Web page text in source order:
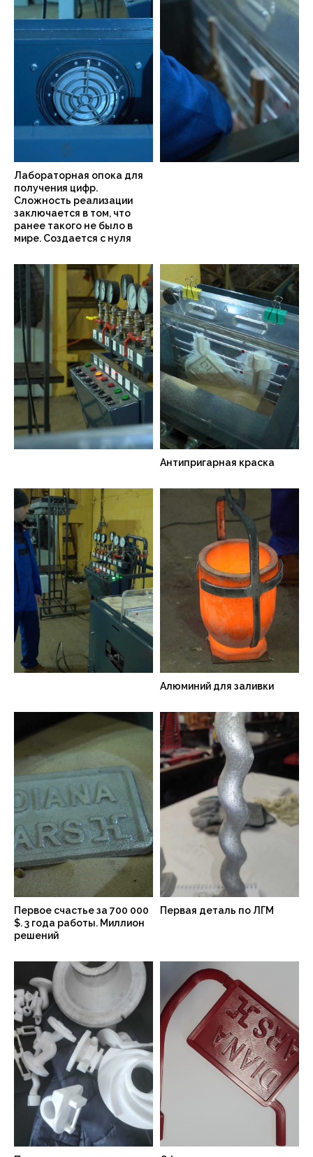
Лабораторная опока для
получения цифр.
Сложность реализации
заключается в том, что
ранее такого не было в
мире. Создается с нуля
Антипригарная краска
Алюминий для заливки
Первое счастье за 700 000
$. 3 года работы. Миллион
решений
Первая деталь по ЛГМ